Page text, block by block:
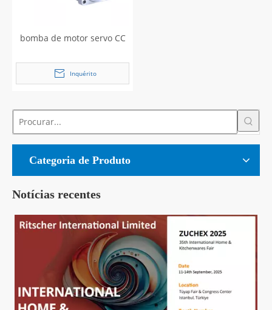
bomba de motor servo CC
Inquérito
Categoria de Produto
Notícias recentes